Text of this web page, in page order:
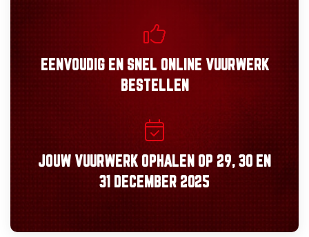
EENVOUDIGEN SNEL ONLINE VUURWERK
BESTELLEN
JOUW VUURWERK OPHALEN OP 29, 30 EN
31 DECEMBER 2025